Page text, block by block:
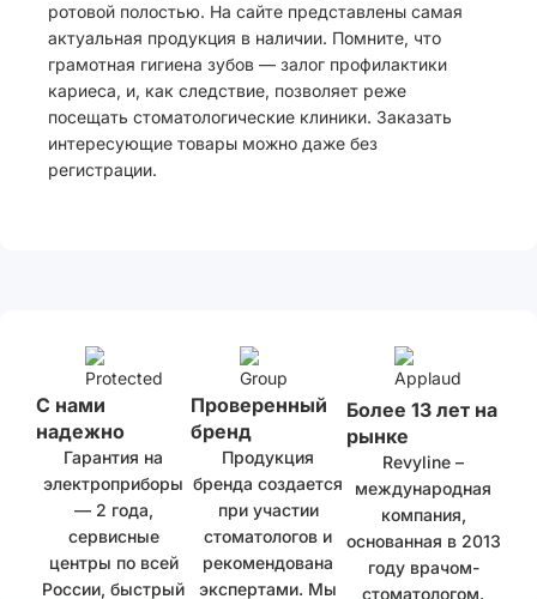
ротовой полостью. На сайте представлены самая
актуальная продукция в наличии. Помните, что
грамотная гигиена зубов — залог профилактики
кариеса, и, как следствие, позволяет реже
посещать стоматологические клиники. Заказать
интересующие товары можно даже без
регистрации.
С нами
надежно
Гарантия на
электроприборы
— 2 года,
сервисные
центры по всей
России, быстрый
Проверенный
бренд
Продукция
бренда создается
при участии
стоматологов и
рекомендована
экспертами. Мы
Более 13 лет на
рынке
Revyline –
международная
компания,
основанная в 2013
году врачом-
стоматологом.